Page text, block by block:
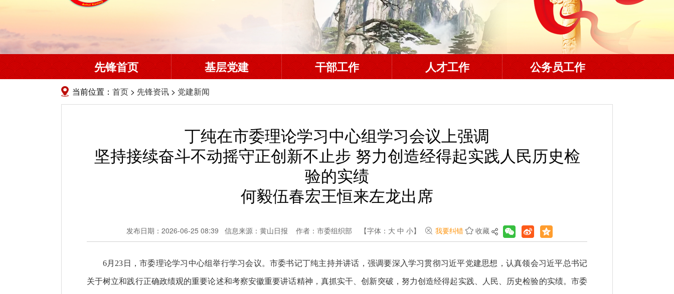
先锋首页 基层党建 干部工作 人才工作 公务员工作
当前位置： 首页 > 先锋资讯 > 党建新闻
丁纯在市委理论学习中心组学习会议上强调
坚持接续奋斗不动摇守正创新不止步 努力创造经得起实践人民历史检
验的实绩
何毅伍春宏王恒来左龙出席
发布日期：2026-06-25 08:39 信息来源：黄山日报 作者：市委组织部 【字体： 大 中 小】 我要纠错 收藏
6月23日，市委理论学习中心组举行学习会议。市委书记丁纯主持并讲话，强调要深入学习贯彻习近平党建思想，认真领会习近平总书记
关于树立和践行正确政绩观的重要论述和考察安徽重要讲话精神，真抓实干、创新突破，努力创造经得起实践、人民、历史检验的实绩。市委